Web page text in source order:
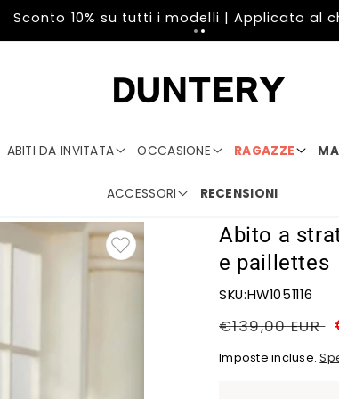
Sconto 10% su tutti i modelli | Applicato al
ABITI DA INVITATA OCCASIONE RAGAZZE
ACCESSORI RECENSIONI
Abito a
e paillettes
SKU:HW1051116
Prezzo
di
€139,00 EUR
Imposte incluse.